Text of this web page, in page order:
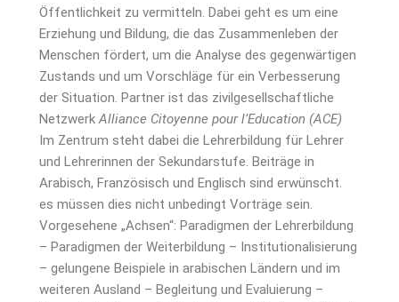
Öffentlichkeit zu vermitteln. Dabei geht es um eine
Erziehung und Bildung, die das Zusammenleben der
Menschen fördert, um die Analyse des gegenwärtigen
Zustands und um Vorschläge für ein Verbesserung
der Situation. Partner ist das zivilgesellschaftliche
NetzwerkAlliance Citoyenne pour l’Education (ACE)
Im Zentrum steht dabei die Lehrerbildung für Lehrer
und Lehrerinnen der Sekundarstufe. Beiträge in
Arabisch, Französisch und Englisch sind erwünscht.
es müssen dies nicht unbedingt Vorträge sein.
Vorgesehene „Achsen“: Paradigmen der Lehrerbildung
– Paradigmen der Weiterbildung – Institutionalisierung
– gelungene Beispiele in arabischen Ländern und im
weiteren Ausland – Begleitung und Evaluierung –